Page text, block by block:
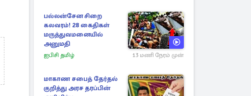
பல்லன்சேன சிறை
கலவரம்! 28 கைதிகள்
மருத்துவமனையில்
அனுமதி
ஐபிசி தமிழ் 13 மணி நேரம் முன்
மாகாண சபைத் தேர்தல்
குறித்து அரச தரப்பின்